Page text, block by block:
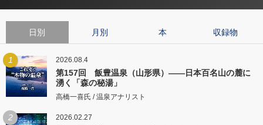
日別 月別 本 収録物
1 2026.08.4
第157回 飯豊温泉（山形県）――日本百名山の麓に
湧く「森の秘湯」
高橋一喜氏 / 温泉アナリスト
2 2026.02.27